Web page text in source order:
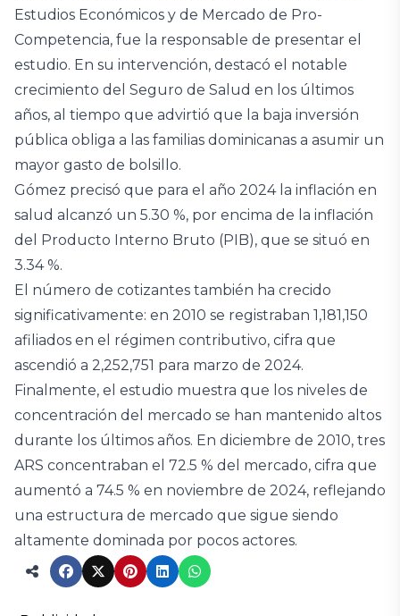
Estudios Económicos y de Mercado de Pro-
Competencia, fue la responsable de presentar el
estudio. En su intervención, destacó el notable
crecimiento del Seguro de Salud en los últimos
años, al tiempo que advirtió que la baja inversión
pública obliga a las familias dominicanas a asumir un
mayor gasto de bolsillo.
Gómez precisó que para el año 2024 la inflación en
salud alcanzó un 5.30 %, por encima de la inflación
del Producto Interno Bruto (PIB), que se situó en
3.34 %.
El número de cotizantes también ha crecido
significativamente: en 2010 se registraban 1,181,150
afiliados en el régimen contributivo, cifra que
ascendió a 2,252,751 para marzo de 2024.
Finalmente, el estudio muestra que los niveles de
concentración del mercado se han mantenido altos
durante los últimos años. En diciembre de 2010, tres
ARS concentraban el 72.5 % del mercado, cifra que
aumentó a 74.5 % en noviembre de 2024, reflejando
una estructura de mercado que sigue siendo
altamente dominada por pocos actores.